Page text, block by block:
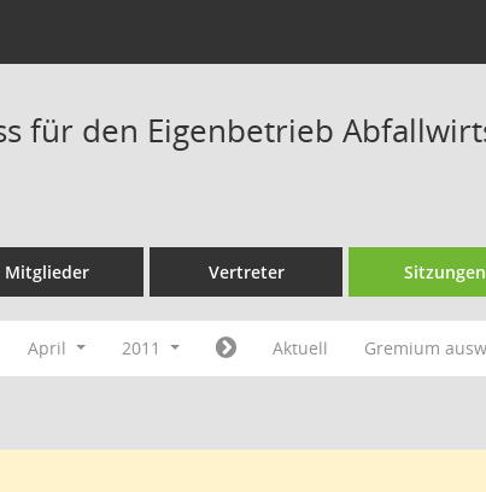
für den Eigenbetrieb
Mitglieder Vertreter Sitzungen
April 2011 Aktuell Gremium